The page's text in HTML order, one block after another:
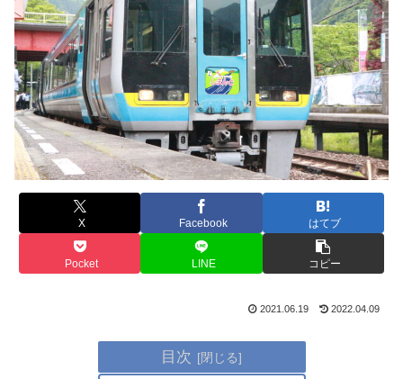
X Facebook はてブ
Pocket LINE コピー
2021.06.19 2022.04.09
目次